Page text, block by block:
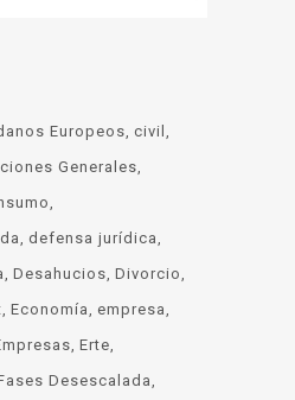
Europeos civil
Generales
defensa jurídica
Desahucios Divorcio
Economía empresa
Erte
Desescalada